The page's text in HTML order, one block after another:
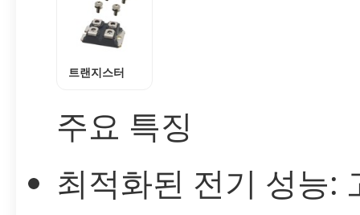
트랜지스터
주요 특징
최적화된 전기 성능: